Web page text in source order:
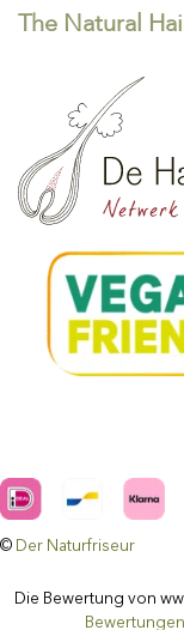
The Natural
© Der Naturfriseur
Die Bewertung von
Bewertungen